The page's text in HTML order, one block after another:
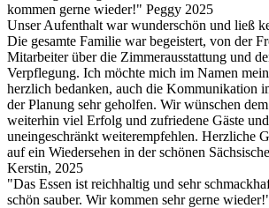
kommen gerne wieder!" Peggy 2025
Unser Aufenthalt war wunderschön und ließ
Die gesamte Familie war begeistert, von der
Mitarbeiter über die Zimmerausstattung und
Verpflegung. Ich möchte mich im Namen
herzlich bedanken, auch die Kommunikation
der Planung sehr geholfen. Wir wünschen
weiterhin viel Erfolg und zufriedene Gäste
uneingeschränkt weiterempfehlen. Herzliche
auf ein Wiedersehen in der schönen
Kerstin, 2025
"Das Essen ist reichhaltig und sehr
schön sauber. Wir kommen sehr gerne